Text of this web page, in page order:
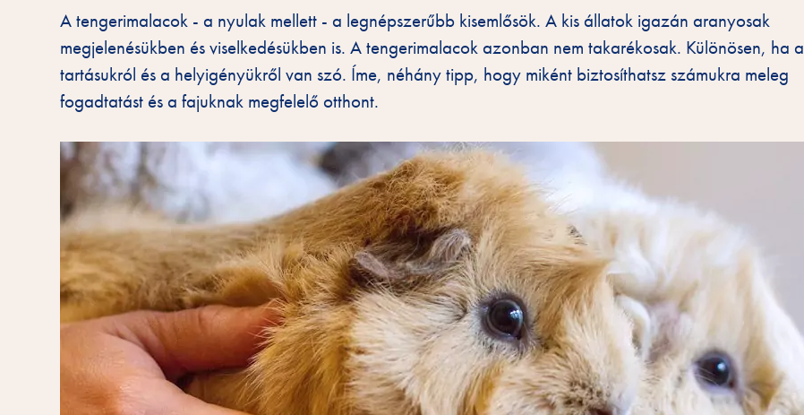
A tengerimalacok - a nyulak mellett - a legnépszerűbb kisemlősök. A kis állatok igazán aranyosak
megjelenésükben és viselkedésükben is. A tengerimalacok azonban nem takarékosak. Különösen, ha a
tartásukról és a helyigényükről van szó. Íme, néhány tipp, hogy miként biztosíthatsz számukra meleg
fogadtatást és a fajuknak megfelelő otthont.